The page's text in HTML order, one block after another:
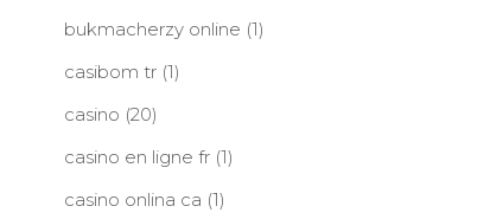
bukmacherzy online (1)
casibom tr(1)
casino (20)
casino en ligne fr(1)
casino onlina ca (1)